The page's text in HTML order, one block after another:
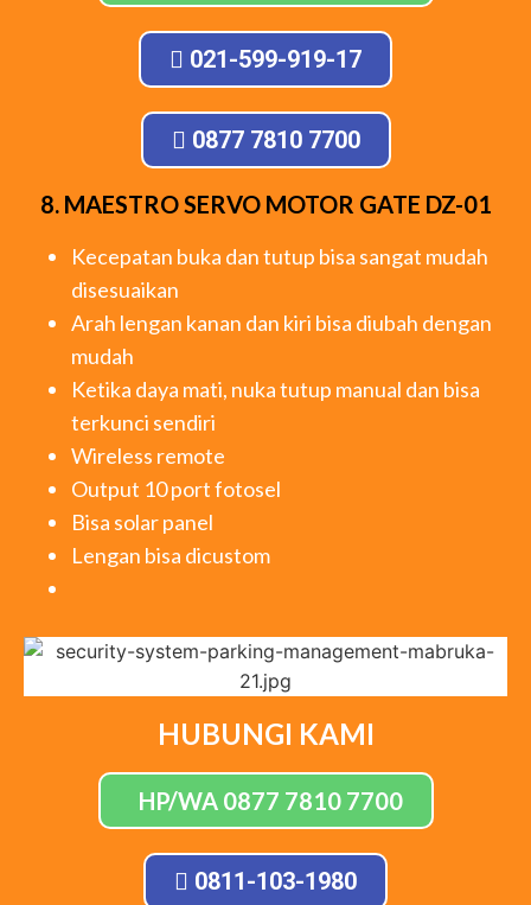
021-599-919-17
0877 7810 7700
8. MAESTRO SERVO MOTOR GATE DZ-01
Kecepatan buka dan tutup bisa sangat mudah
disesuaikan
Arah lengan kanan dan kiri bisa diubah dengan
mudah
Ketika daya mati, nuka tutup manual dan bisa
terkunci sendiri
Wireless remote
Output 10 port fotosel
Bisa solar panel
Lengan bisa dicustom
HUBUNGI KAMI
HP/WA 0877 7810 7700
0811-103-1980